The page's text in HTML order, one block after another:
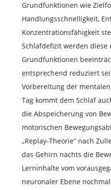
Grundfunktionen wie
Handlungsschnelligkeit,
Konzentrationsfähigkeit
Schlafdefizit werden diese
Grundfunktionen
entsprechend reduziert
Vorbereitung der
Tag kommt dem Schlaf
die Abspeicherung von
motorischen
„Replay-Theorie“ nach
das Gehirn nachts die
Lerninhalte vom
neuronaler Ebene